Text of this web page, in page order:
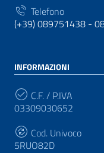
Telefono
(+39) 089751438 -
INFORMAZIONI
C.F. / P.IVA
03309030652
Cod. Univoco
5RUO82D